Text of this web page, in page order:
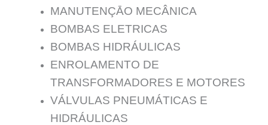
MANUTENÇĀO MECÂNICA
BOMBAS ELETRICAS
BOMBAS HIDRÁULICAS
ENROLAMENTO DE
TRANSFORMADORES E MOTORES
VÁLVULAS PNEUMÁTICAS E
HIDRÁULICAS